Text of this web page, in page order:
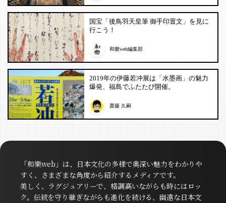
国宝「後鳥羽天皇筆 御手印置文」を見に
行こう！
和樂web編集部
2019年の伊藤若冲展は「水墨画」の魅力
爆発、福島でふたたび開催。
齋藤 久嗣
「和樂web」は、日本文化の多様で奥深い魅力をわかりや
すく、さまざまな角度から紹介するメディアです。
美しく、ラグジュアリーで、格調高いながらも時にはロッ
ク。伝統を守り継ぎながらも進化を続ける、幽遠な日本文